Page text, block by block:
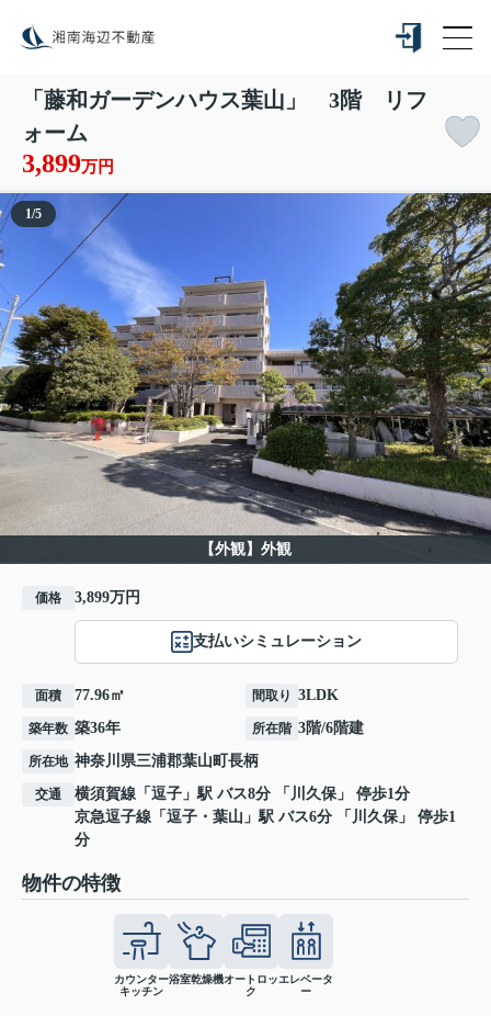
「藤和ガーデンハウス葉山」 3階 リフ
ォーム
3,899万円
【外観】外観
1/5
価格 3,899万円
支払いシミュレーション
面積 77.96㎡ 間取り 3LDK
築年数 築36年 所在階 3階/6階建
所在地 神奈川県三浦郡葉山町 長柄
交通 横須賀線 「 逗子 」駅 バス8分 「川久保」 停歩1分
京急逗子線 「 逗子・葉山 」駅 バス6分 「川久保」 停歩1
分
物件の特徴
カウンター
キッチン
浴室乾燥機オートロッ
ク
エレベータ
ー